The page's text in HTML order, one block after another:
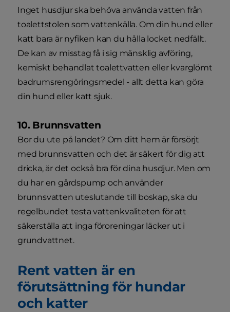
Inget husdjur ska behöva använda vatten från
toalettstolen som vattenkälla. Om din hund eller
katt bara är nyfiken kan du hålla locket nedfällt.
De kan av misstag få i sig mänsklig avföring,
kemiskt behandlat toalettvatten eller kvarglömt
badrumsrengöringsmedel - allt detta kan göra
din hund eller katt sjuk.
10. Brunnsvatten
Bor du ute på landet? Om ditt hem är försörjt
med brunnsvatten och det är säkert för dig att
dricka, är det också bra för dina husdjur. Men om
du har en gårdspump och använder
brunnsvatten uteslutande till boskap, ska du
regelbundet testa vattenkvaliteten för att
säkerställa att inga föroreningar läcker ut i
grundvattnet.
Rent vatten är en
förutsättning för hundar
och katter